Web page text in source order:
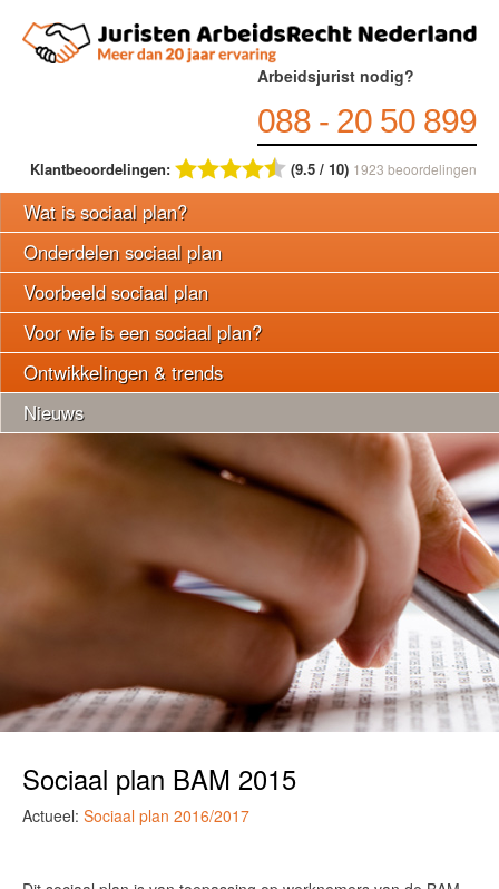
Arbeidsjurist nodig?
088 - 20 50 899
Klantbeoordelingen: (9.5 / 10) 1923 beoordelingen
Wat is sociaal plan?
Onderdelen sociaal plan
Voorbeeld sociaal plan
Voor wie is een sociaal plan?
Ontwikkelingen & trends
Nieuws
Sociaal plan BAM 2015
Actueel: Sociaal plan 2016/2017